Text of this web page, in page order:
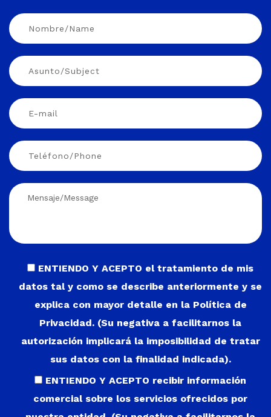
ENTIENDO Y ACEPTO el tratamiento de mis
datos tal y como se describe anteriormente y se
explica con mayor detalle en la Política de
Privacidad. (Su negativa a facilitarnos la
autorización implicará la imposibilidad de tratar
sus datos con la finalidad indicada).
ENTIENDO Y ACEPTO recibir información
comercial sobre los servicios ofrecidos por